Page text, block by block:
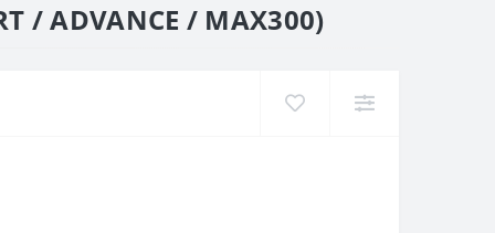
/ ADVANCE / MAX300)